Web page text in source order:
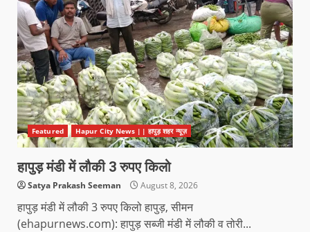
Featured Hapur City News || हापुड़ शहर न्यूज़
हापुड़ मंडी में लौकी 3 रुपए किलो
Satya Prakash Seeman August 8, 2026
हापुड़ मंडी में लौकी 3 रुपए किलो हापुड़, सीमन
(ehapurnews.com): हापुड़ सब्जी मंडी में लौकी व तोरी...